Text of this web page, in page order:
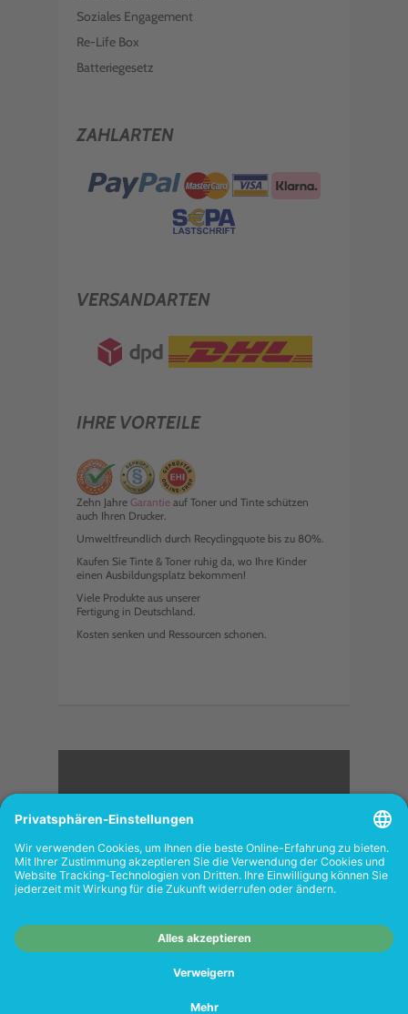
Soziales Engagement
Re-Life Box
Batteriegesetz
ZAHLARTEN
VERSANDARTEN
IHRE VORTEILE
Zehn Jahre Garantie auf Toner und Tinte schützen
auch Ihren Drucker.
Umweltfreundlich durch Recyclingquote bis zu 80%.
Kaufen Sie Tinte & Toner ruhig da, wo Ihre Kinder
einen Ausbildungsplatz bekommen!
Viele Produkte aus unserer
Fertigung in Deutschland.
Kosten senken und Ressourcen schonen.
<
FOLGEN SIE UNS
Shops richtet sich nicht an Wiederverkäufer.